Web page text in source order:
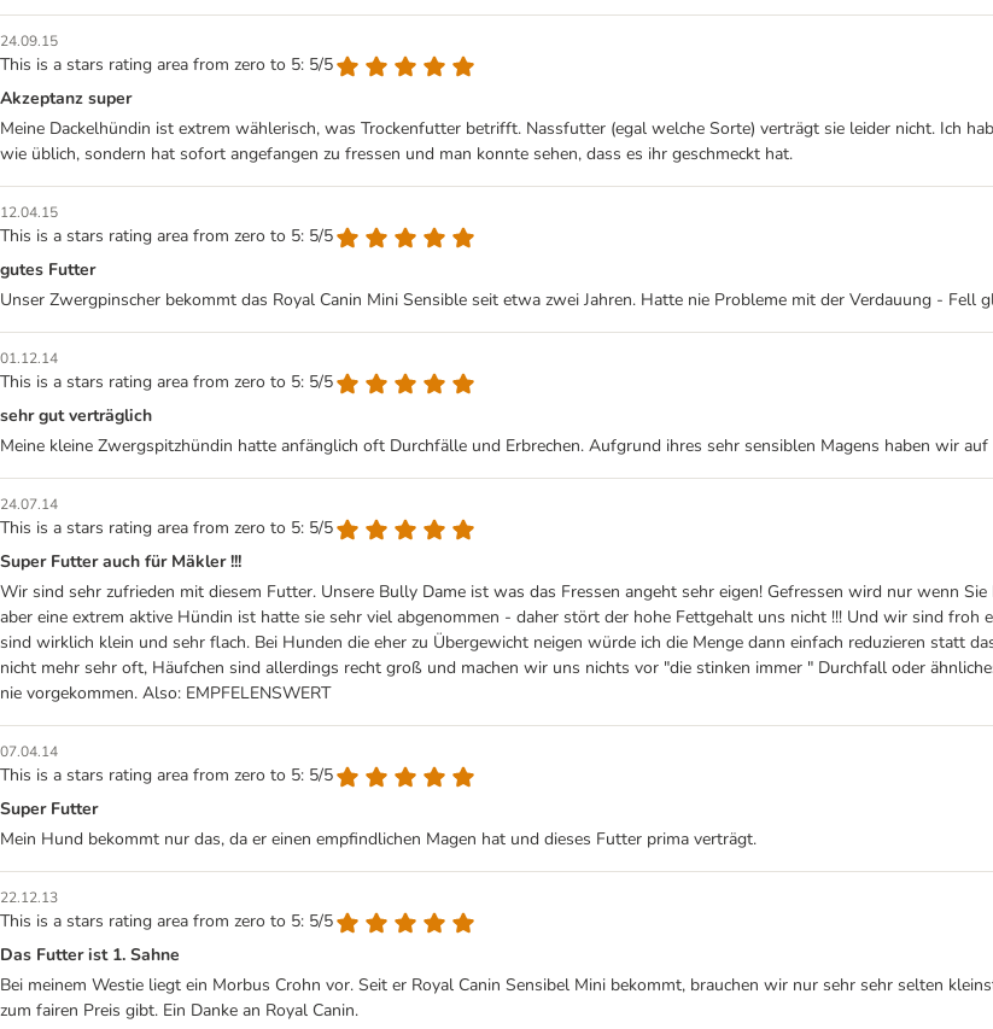
24.09.15
This is a stars rating area from zero to 5: 5/5
Akzeptanz super
Meine Dackelhündin ist extrem wählerisch, was Trockenfutter betrifft. Nassfutter (egal welche Sorte) verträgt sie leider nicht. Ich
wie üblich, sondern hat sofort angefangen zu fressen und man konnte sehen, dass es ihr geschmeckt hat.
12.04.15
This is a stars rating area from zero to 5: 5/5
gutes Futter
Unser Zwergpinscher bekommt das Royal Canin Mini Sensible seit etwa zwei Jahren. Hatte nie Probleme mit der Verdauung - Fell
01.12.14
This is a stars rating area from zero to 5: 5/5
sehr gut verträglich
Meine kleine Zwergspitzhündin hatte anfänglich oft Durchfälle und Erbrechen. Aufgrund ihres sehr sensiblen Magens haben wir
24.07.14
This is a stars rating area from zero to 5: 5/5
Super Futter auch für Mäkler !!!
Wir sind sehr zufrieden mit diesem Futter. Unsere Bully Dame ist was das Fressen angeht sehr eigen! Gefressen wird nur wenn
aber eine extrem aktive Hündin ist hatte sie sehr viel abgenommen - daher stört der hohe Fettgehalt uns nicht !!! Und wir sind
sind wirklich klein und sehr flach. Bei Hunden die eher zu Übergewicht neigen würde ich die Menge dann einfach reduzieren statt
nicht mehr sehr oft, Häufchen sind allerdings recht groß und machen wir uns nichts vor "die stinken immer " Durchfall oder
nie vorgekommen. Also: EMPFELENSWERT
07.04.14
This is a stars rating area from zero to 5: 5/5
Super Futter
Mein Hund bekommt nur das, da er einen empfindlichen Magen hat und dieses Futter prima verträgt.
22.12.13
This is a stars rating area from zero to 5: 5/5
Das Futter ist 1. Sahne
Bei meinem Westie liegt ein Morbus Crohn vor. Seit er Royal Canin Sensibel Mini bekommt, brauchen wir nur sehr sehr selten
zum fairen Preis gibt. Ein Danke an Royal Canin.